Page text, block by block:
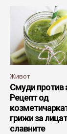
Живот
Смуди против
Рецепт од
грижи за
славните